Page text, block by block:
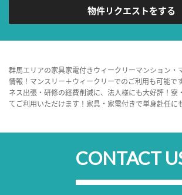
物件リクエストをする
群馬エリアの家具家電付きウィークリーマンション・
情報！マンスリー＋ウィークリーでのご利用も可能で
ネス出張・研修の経費削減に、法人様にも大好評！寮
てご利用いただけます！家具・家電付きで単身赴任に
CONTACT